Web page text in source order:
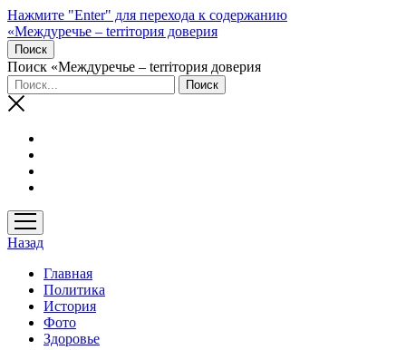
Нажмите "Enter" для перехода к содержанию
«Междуречье – terriтория доверия
Поиск
Поиск «Междуречье – terriтория доверия
открыть
меню
Назад
Главная
Политика
История
Фото
Здоровье